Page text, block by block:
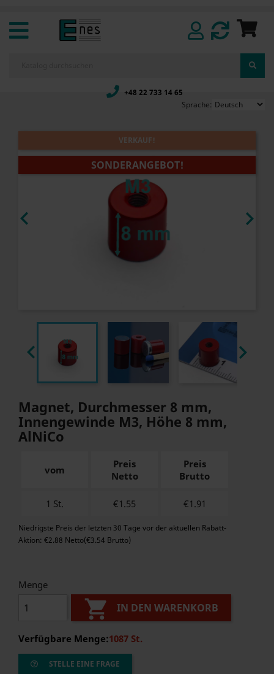
+48 22 733 14 65
Sprache:
VERKAUF!
SONDERANGEBOT!
 
 
Magnet, Durchmesser 8 mm,
Innengewinde M3, Höhe 8 mm,
AlNiCo
vom
Preis
Netto
Preis
Brutto
1 St. €1.55 €1.91
Niedrigste Preis der letzten 30 Tage vor der aktuellen Rabatt-
Aktion: €2.88 Netto(€3.54 Brutto)
Menge
 IN DEN WARENKORB
Verfügbare Menge:1087 St.
STELLE EINE FRAGE